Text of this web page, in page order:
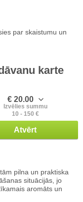
par skaistumu un
karte
€ 20.00
Izvēlies summu
10 - 150 €
Atvērt
pilna un praktiska
situācijās, jo
aromāts un